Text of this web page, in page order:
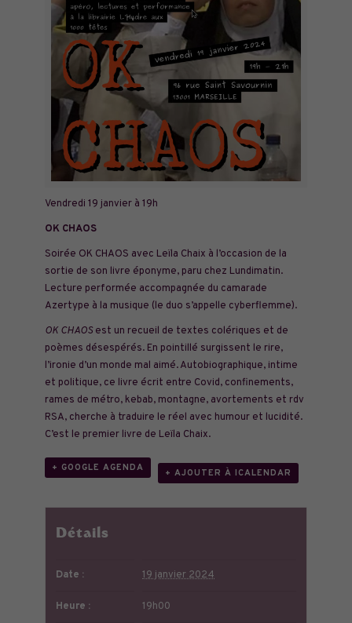
Vendredi 19 janvier à 19h
OK CHAOS
Soirée OK CHAOS avec Leïla Chaix à l’occasion de la
sortie de son livre éponyme, paru chez Lundimatin.
Lecture performée accompagnée du camarade
Azertype à la musique (le duo s’appelle cyberflemme).
OK CHAOSest un recueil de textes colériques et de
poèmes désespérés. En pointillé surgissent le rire,
l’ironie d’un monde mal aimé. Autobiographique, intime
et politique, ce livre écrit entre Covid, confinements,
rames de métro, kebab, montagne, avortements et rdv
RSA, cherche à traduire le réel avec humour et lucidité.
C’est le premier livre de Leïla Chaix.
+ GOOGLE AGENDA
+ AJOUTER À ICALENDAR
Détails
Date : 19 janvier 2024
Heure : 19h00